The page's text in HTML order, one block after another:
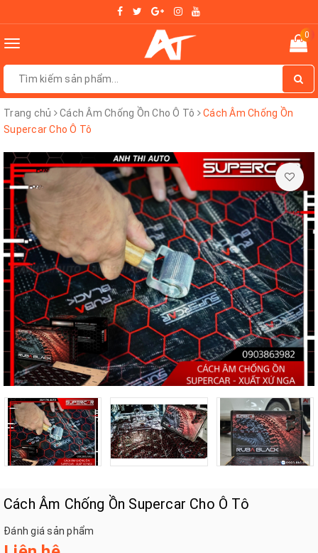
Toggle
0
Trang chủ Cách Âm Chống Ồn Cho Ô Tô
Cách Âm Chống Ồn
Supercar Cho Ô Tô
Cách Âm Chống Ồn Supercar Cho Ô Tô
Đánh giá sản phẩm